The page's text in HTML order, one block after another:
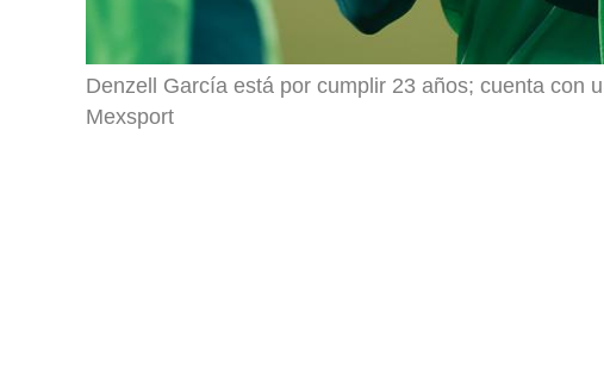
Denzell García está por cumplir 23 años; cuenta con
Mexsport